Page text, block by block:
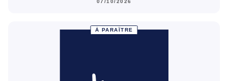
07/10/2026
À PARAÎTRE